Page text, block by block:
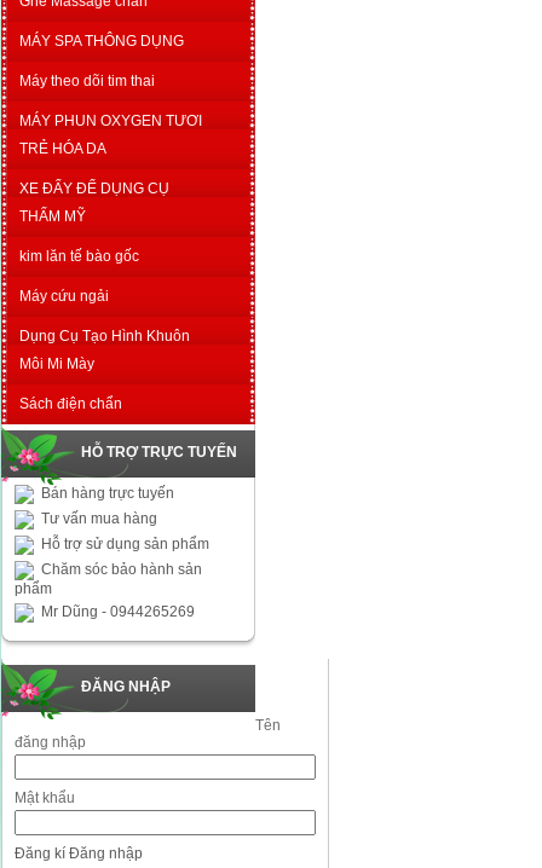
MÁY SPA THÔNG DỤNG
Máy theo dõi tim thai
MÁY PHUN OXYGEN TƯƠI
TRẺ HÓA DA
XE ĐẨY ĐỂ DỤNG CỤ
THẨM MỸ
kim lăn tế bào gốc
Máy cứu ngải
Dụng Cụ Tạo Hình Khuôn
Môi Mi Mày
Sách điện chẩn
HỖ TRỢ TRỰC TUYẾN
Bán hàng trực tuyến
Tư vấn mua hàng
Hỗ trợ sử dụng sản phẩm
Chăm sóc bảo hành sản
phẩm
Mr Dũng - 0944265269
ĐĂNG NHẬP
Tên
đăng nhập
Mật khẩu
Đăng kí Đăng nhập